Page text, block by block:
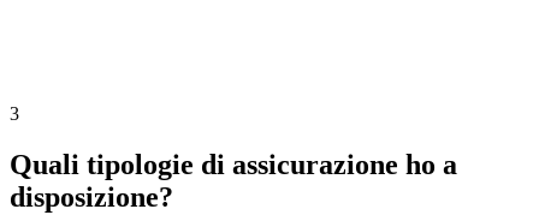
3
Quali tipologie di assicurazione ho a
disposizione?